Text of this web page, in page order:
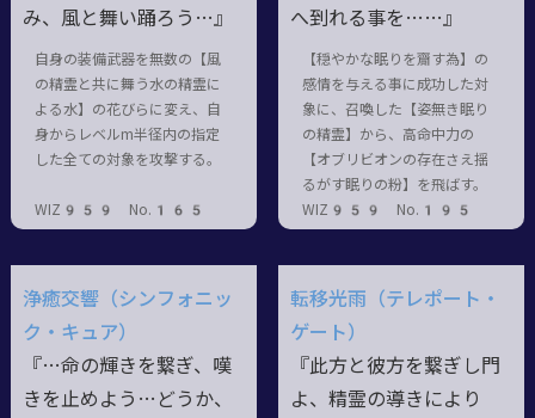
み、風と舞い踊ろう…』
自身の装備武器を無数の【風
の精霊と共に舞う水の精霊に
よる水】の花びらに変え、自
身からレベルm半径内の指定
した全ての対象を攻撃する。
WIZ959 No.165
へ到れる事を……』
【穏やかな眠りを齎す為】の
感情を与える事に成功した対
象に、召喚した【姿無き眠り
の精霊】から、高命中力の
【オブリビオンの存在さえ揺
るがす眠りの粉】を飛ばす。
WIZ959 No.195
浄癒交響（シンフォニッ
ク・キュア）
『…命の輝きを繋ぎ、嘆
きを止めよう…どうか、
転移光雨（テレポート・
ゲート）
『此方と彼方を繋ぎし門
よ、精霊の導きにより